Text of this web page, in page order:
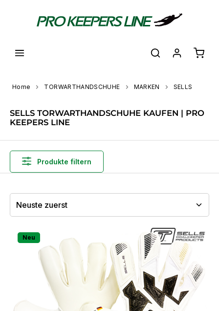
Home TORWARTHANDSCHUHE MARKEN SELLS
SELLS TORWARTHANDSCHUHE KAUFEN | PRO
KEEPERS LINE
Produkte filtern
Neu